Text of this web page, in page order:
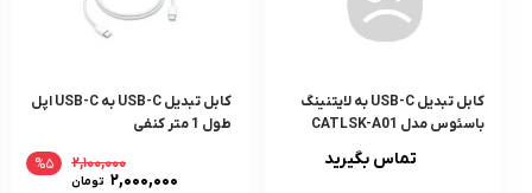
کابل تبدیل USB-C به لایتنینگ
باسئوس مدل CATLSK-A01
طول 2 متر و مدل CATLSK-01
تماس بگیرید
کابل تبدیل USB-C به USB-C اپل
طول 1 متر کنفی
۲,۱۰۰,۰۰۰
قیمت
۲,۰۰۰,۰۰۰ تومان
%۵